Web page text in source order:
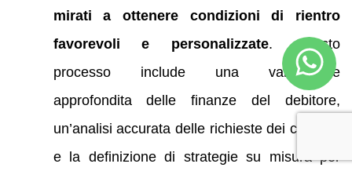
mirati a ottenere condizioni di rientro
favorevoli e personalizzate. Questo
processo include una valutazione
approfondita delle finanze del debitore,
un’analisi accurata delle richieste dei creditori
e la definizione di strategie su misura per